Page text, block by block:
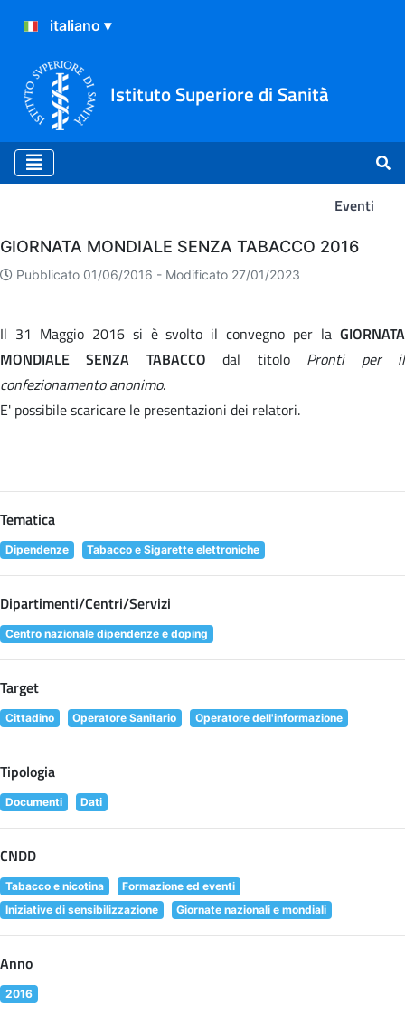
Istituto Superiore di Sanità
Eventi
Eventi
GIORNATA MONDIALE SENZA TABACCO 2016
Pubblicato 01/06/2016 - Modificato 27/01/2023
Il 31 Maggio 2016 si è svolto il convegno per la GIORNATA
MONDIALE SENZA TABACCOdal titolo Pronti per il
confezionamento anonimo.
E' possibile scaricare le presentazioni dei relatori.
Tematica
Dipendenze Tabacco e Sigarette elettroniche
Dipartimenti/Centri/Servizi
Centro nazionale dipendenze e doping
Target
Cittadino Operatore Sanitario Operatore dell'informazione
Tipologia
Documenti Dati
CNDD
Tabacco e nicotina
Formazione ed eventi
Iniziative di sensibilizzazione
Giornate nazionali e mondiali
Anno
2016